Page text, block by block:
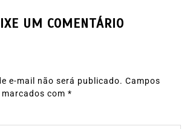
UM COMENTÁRIO
e-mail não será publicado. Campos
com *